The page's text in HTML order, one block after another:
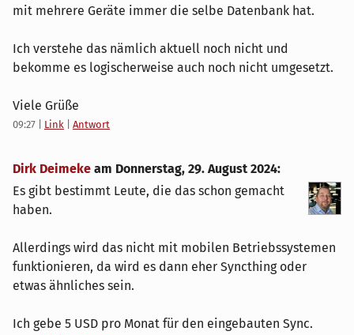
mit mehrere Geräte immer die selbe Datenbank hat.
Ich verstehe das nämlich aktuell noch nicht und
bekomme es logischerweise auch noch nicht umgesetzt.
Viele Grüße
09:27 Link Antwort
Dirk Deimeke am Donnerstag, 29. August 2024:
Es gibt bestimmt Leute, die das schon gemacht
haben.
Allerdings wird das nicht mit mobilen Betriebssystemen
funktionieren, da wird es dann eher Syncthing oder
etwas ähnliches sein.
Ich gebe 5 USD pro Monat für den eingebauten Sync.